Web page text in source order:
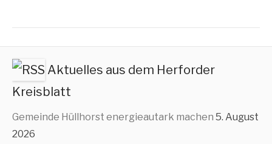
Aktuelles aus dem Herforder
Kreisblatt
Gemeinde Hüllhorst energieautark machen 5. August
2026